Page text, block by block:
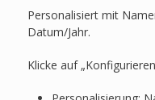
Personalisiert mit
Datum/Jahr.
Klicke auf